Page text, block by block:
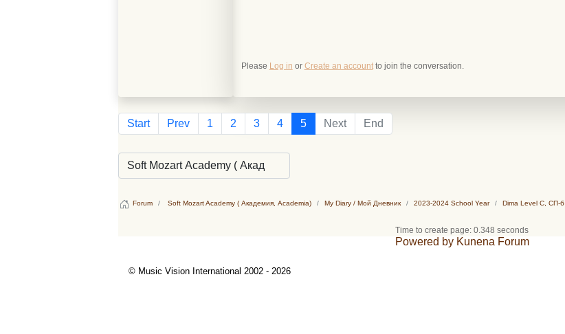
Please Log in or Create an accountto join the conversation.
Start Prev 1 2 3 4 5 Next End
Forum Soft Mozart Academy ( Академия, Academia) My Diary / Мой Дневник 2023-2024 School Year Dima Level С, СП-б
Time to create page: 0.348 seconds
Powered by Kunena Forum
© Music Vision International 2002 - 2026